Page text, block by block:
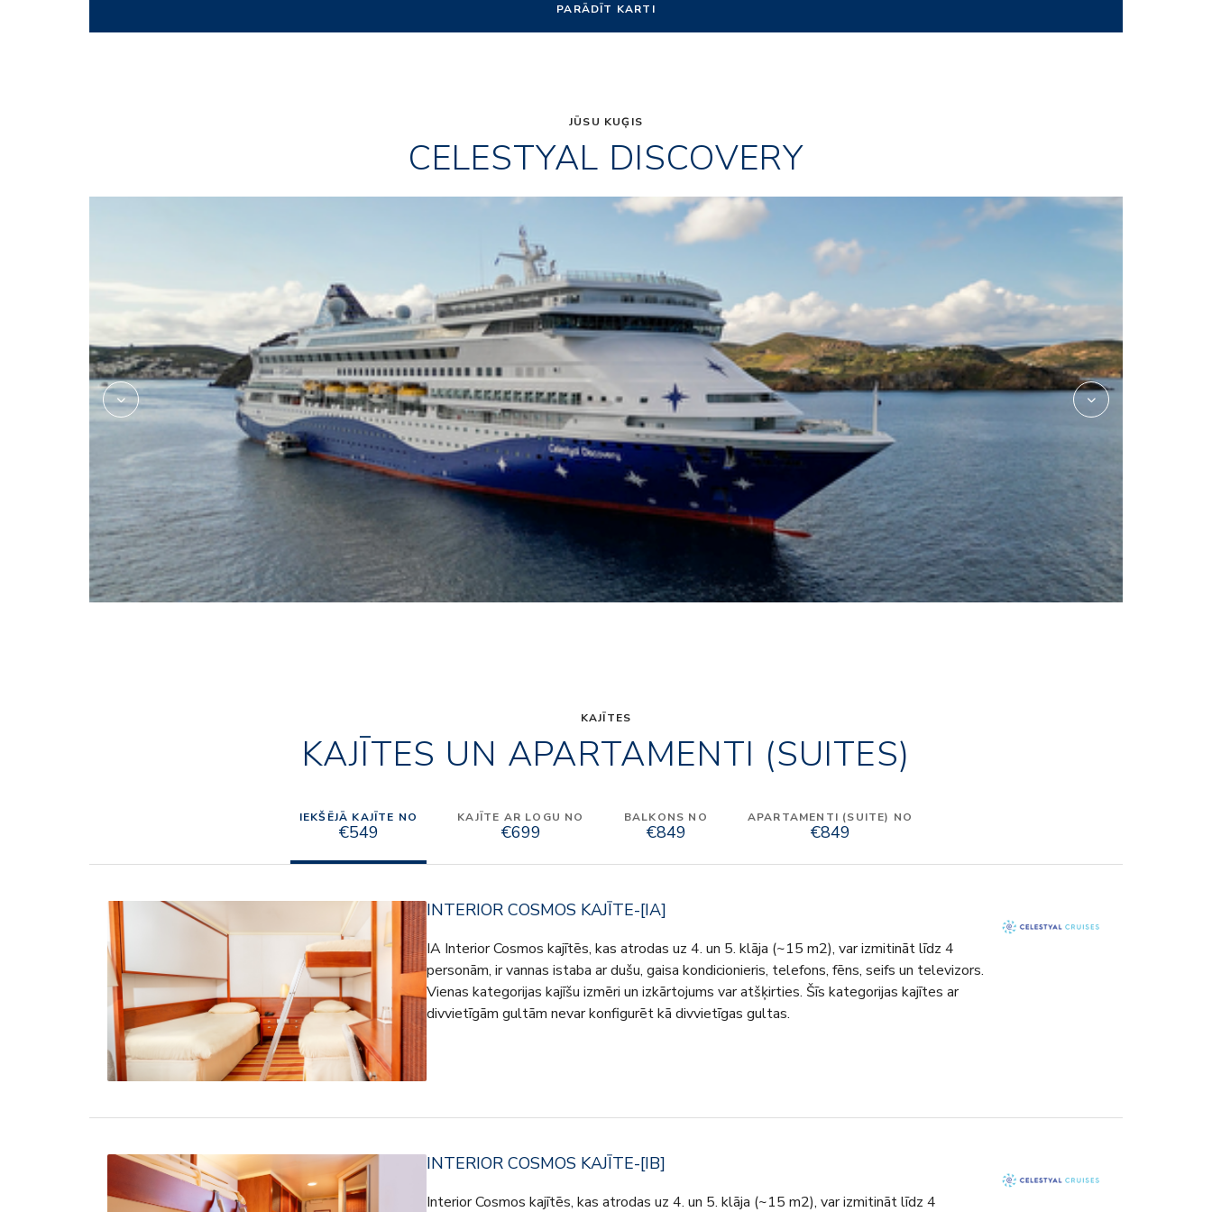
PARĀDĪT KARTI
JŪSU KUĢIS
CELESTYAL DISCOVERY
KAJĪTES
KAJĪTES UN APARTAMENTI (SUITES)
IEKŠĒJĀ KAJĪTE NO
€549
KAJĪTE AR LOGU NO
€699
BALKONS NO
€849
APARTAMENTI (SUITE) NO
€849
INTERIOR COSMOS KAJĪTE-[IA]
IA Interior Cosmos kajītēs, kas atrodas uz 4. un 5. klāja (~15 m2), var izmitināt līdz 4
personām, ir vannas istaba ar dušu, gaisa kondicionieris, telefons, fēns, seifs un televizors.
Vienas kategorijas kajīšu izmēri un izkārtojums var atšķirties. Šīs kategorijas kajītes ar
divvietīgām gultām nevar konfigurēt kā divvietīgas gultas.
INTERIOR COSMOS KAJĪTE-[IB]
Interior Cosmos kajītēs, kas atrodas uz 4. un 5. klāja (~15 m2), var izmitināt līdz 4